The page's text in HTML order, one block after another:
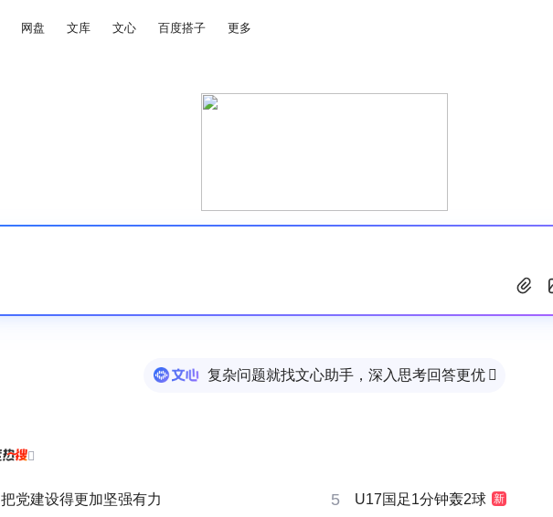
网盘 文库 文心 百度搭子 更多
复杂问题就找文心助手，深入思考回答更优 

把党建设得更加坚强有力 5 U17国足1分钟轰2球 新